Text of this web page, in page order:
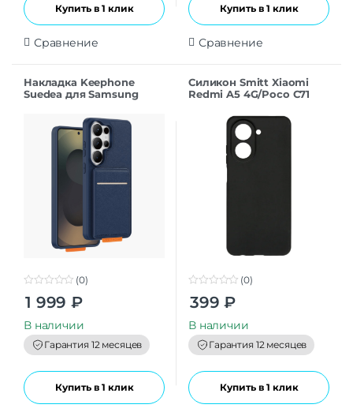
Купить в 1 клик
Сравнение
Купить в 1 клик
Сравнение
Накладка Keephone
Suedea для Samsung
t
o
f
5
(0)
1 999 ₽
В наличии
Гарантия 12 месяцев
Купить в 1 клик
Силикон Smitt Xiaomi
Redmi A5 4G/Poco C71
o
t
o
f
5
(0)
399 ₽
В наличии
Гарантия 12 месяцев
Купить в 1 клик